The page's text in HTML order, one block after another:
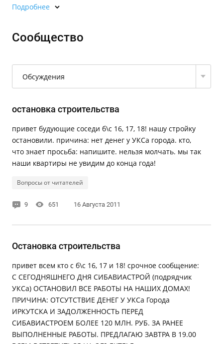
Подробнее
Сообщество
Обсуждения
остановка строительства
привет будующие соседи б\с 16, 17, 18! нашу стройку
остановили. причина: нет денег у УКСа города. кто,
что знает просьба: напишите. нельзя молчать. мы так
наши квартиры не увидим до конца года!
Вопросы от читателей
9 651 16 Августа 2011
Остановка строительства
привет всем кто с б\с 16, 17 и 18! срочное сообщение:
С СЕГОДНЯШНЕГО ДНЯ СИБАВИАСТРОЙ (подрядчик
УКСа) ОСТАНОВИЛ ВСЕ РАБОТЫ НА НАШИХ ДОМАХ!
ПРИЧИНА: ОТСУТСТВИЕ ДЕНЕГ У УКСа Города
ИРКУТСКА И ЗАДОЛЖЕННОСТЬ ПЕРЕД
СИБАВИАСТРОЕМ БОЛЕЕ 120 МЛН. РУБ. ЗА РАНЕЕ
ВЫПОЛНЕННЫЕ РАБОТЫ. ПРЕДЛАГАЮ ЗАВТРА В 19.00